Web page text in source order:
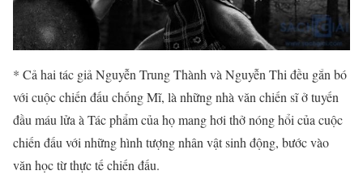
* Cả hai tác giả Nguyễn Trung Thành và Nguyễn Thi đều gắn bó
với cuộc chiến đấu chống Mĩ, là những nhà văn chiến sĩ ở tuyến
đầu máu lửa à Tác phẩm của họ mang hơi thở nóng hổi của cuộc
chiến đấu với những hình tượng nhân vật sinh động, bước vào
văn học từ thực tế chiến đấu.